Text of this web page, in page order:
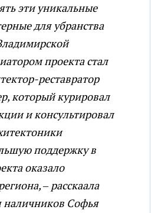
эти уникальные
для убранства
проекта стал
реставратор
который курировал
и консультировал
поддержку в
оказало
– расскаала
наличников Софья